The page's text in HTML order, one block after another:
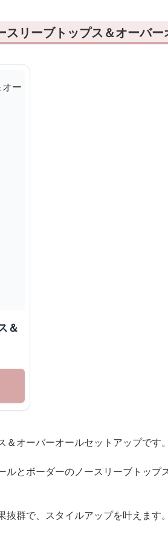
リーブトップス＆オーバ
＆
オーバーオールセットアップです。
とボーダーのノースリーブトップ
群で、スタイルアップを叶えます。